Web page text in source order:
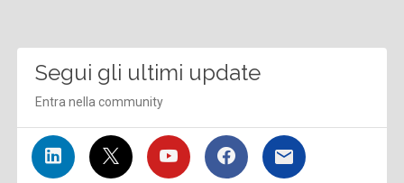
Segui gli ultimi update
Entra nella community